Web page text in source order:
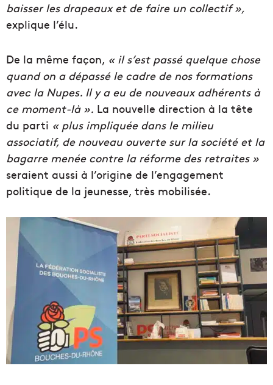
baisser les drapeaux et de faire un collectif »,
explique l’élu.
De la même façon, « il s’est passé quelque chose
quandon a dépassé le cadre de nos formations
avec la Nupes. Il y a eu de nouveaux adhérents à
ce moment-là ». La nouvelle direction à la tête
du parti « plus impliquée dans le milieu
associatif, de nouveau ouverte sur la société et la
bagarre menée contre la réforme des retraites »
seraient aussi à l’origine de l’engagement
politique de la jeunesse, très mobilisée.